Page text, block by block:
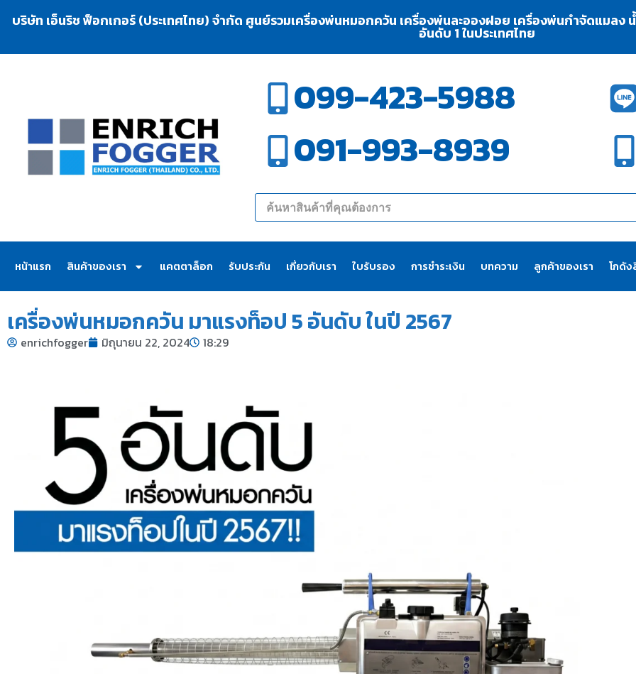
บริษัท เอ็นริช ฟ็อกเกอร์ (ประเทศไทย) จำกัด ศูนย์รวมเครื่องพ่นหมอกควัน เครื่องพ่นละอองฝอย เครื่องพ่นกำจัดแมลง
อันดับ 1 ในประเทศไทย
099-423-5988
091-993-8939
หน้าแรก สินค้าของเรา แคตตาล็อก รับประกัน เกี่ยวกับเรา ใบรับรอง การชำระเงิน บทความ ลูกค้าของเรา โกดั
เครื่องพ่นหมอกควัน มาแรงท็อป 5 อันดับ ในปี 2567
enrichfogger มิถุนายน 22, 2024 18:29